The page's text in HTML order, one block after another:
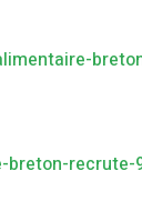
recrute-